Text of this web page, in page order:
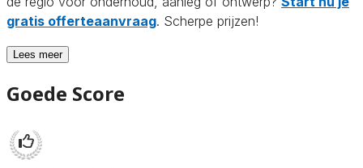
gratis offerteaanvraag. Scherpe prijzen!
Lees meer
Goede Score